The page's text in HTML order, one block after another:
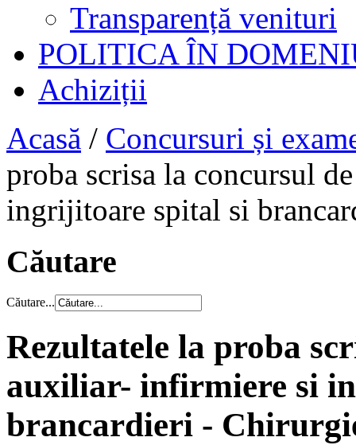
Transparență venituri
POLITICA ÎN
Achiziții
Acasă / Concursuri și
proba scrisa la concursul
ingrijitoare spital si
Căutare
Căutare...
Rezultatele la proba
auxiliar- infirmiere si
brancardieri -